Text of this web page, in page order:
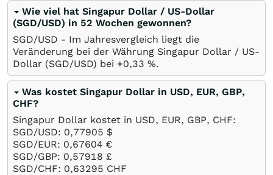
Wie viel hat Singapur Dollar / US-Dollar
(SGD/USD) in 52 Wochen gewonnen?
SGD/USD - Im Jahresvergleich liegt die
Veränderung bei der Währung Singapur Dollar / US-
Dollar (SGD/USD) bei +0,33 %.
Was kostet Singapur Dollar in USD, EUR, GBP,
CHF?
Singapur Dollar kostet in USD, EUR, GBP, CHF:
SGD/USD: 0,77905 $
SGD/EUR: 0,67604 €
SGD/GBP: 0,57918 £
SGD/CHF: 0,63295 CHF